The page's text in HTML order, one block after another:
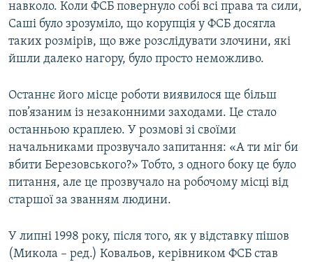
навколо. Коли ФСБ повернуло собі всі права та сили,
Саші було зрозуміло, що корупція у ФСБ досягла
таких розмірів, що вже розслідувати злочини, які
йшли далеко нагору, було просто неможливо.
Останнє його місце роботи виявилося ще більш
пов’язаним із незаконними заходами. Це стало
останньою краплею. У розмові зі своїми
начальниками прозвучало запитання: «А ти міг би
вбити Березовського?» Тобто, з одного боку це було
питання, але це прозвучало на робочому місці від
старшої за званням людини.
У липні 1998 року, після того, як у відставку пішов
(Микола – ред.) Ковальов, керівником ФСБ став